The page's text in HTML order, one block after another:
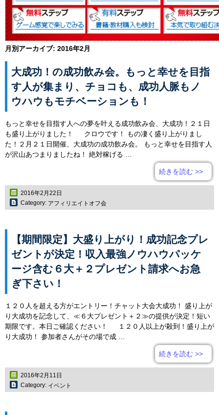
月別アーカイブ: 2016年2月
大成功！の成功飲み会。もっと幸せを目指
す人が集まり、チョコも、成功人脈もノ
ウハウもモチベーションも！
もっと幸せを目指す人への夢を叶える成功飲み会、大成功！２１日
も盛り上がりました！ クロウです！ もの凄く盛り上がりまし
た！２月２１日開催、大成功の成功飲み会。 もっと幸せを目指す人
が沢山あつまりましたね！ 絶対稼げる …
続きを読む >>
2016年2月22日
Category: アフィリエイトオフ会
【期間限定】大盛り上がり！成功記念プレ
ゼントが決定！収入最強ノウハウパッケ
ージ含む６大＋２プレゼント請求へお急
ぎ下さい！
１２０人を超える方がエントリー！チャット大会大成功！ 盛り上が
り大成功を記念して、≪６大プレゼント＋２≫の提供が決定！短い
期限です。本日ご確認ください！ １２０人以上が殺到！盛り上が
り大成功！ 参加者さんがその場で成 …
続きを読む >>
2016年2月11日
Category: イベント